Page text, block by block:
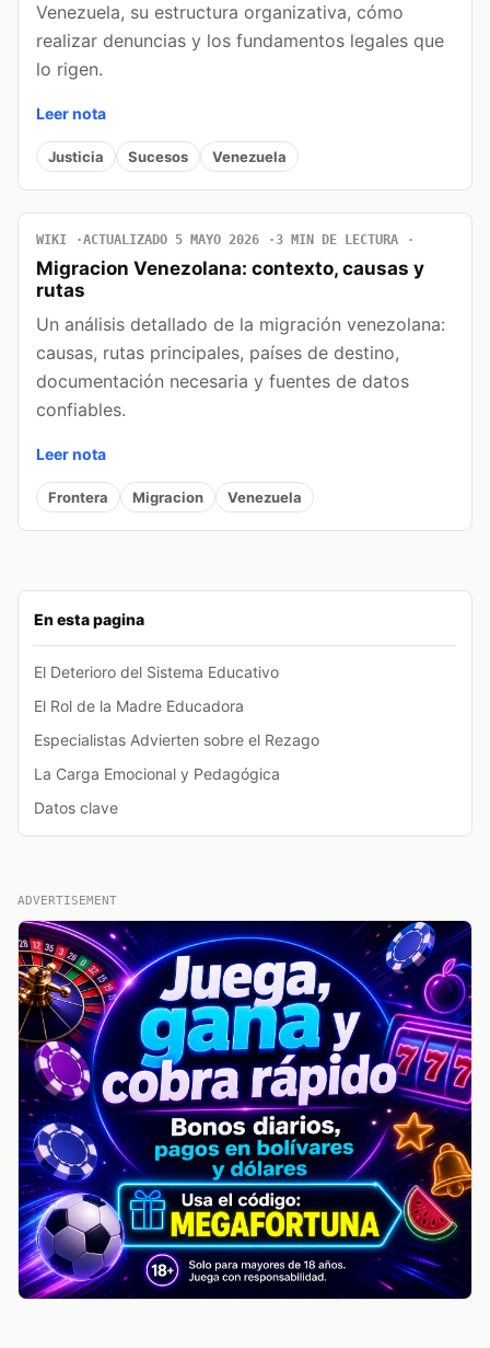
En esta pagina
El Deterioro del Sistema Educativo
El Rol de la Madre Educadora
Especialistas Advierten sobre el Rezago
La Carga Emocional y Pedagógica
Datos clave
Venezuela, su estructura organizativa, cómo
realizar denuncias y los fundamentos legales que
lo rigen.
Leer nota
Justicia Sucesos Venezuela
WIKI ACTUALIZADO 5 MAYO 2026 3 MIN DE LECTURA
Migracion Venezolana: contexto, causas y
rutas
Un análisis detallado de la migración venezolana:
causas, rutas principales, países de destino,
documentación necesaria y fuentes de datos
confiables.
Leer nota
Frontera Migracion Venezuela
ADVERTISEMENT